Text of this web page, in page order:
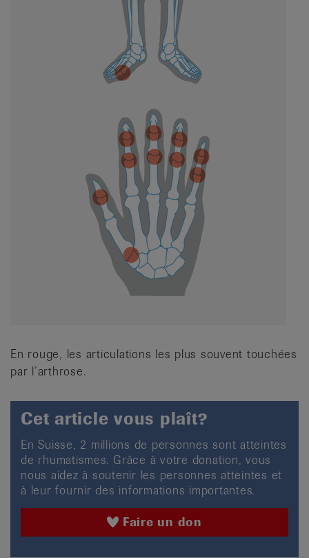
En rouge, les articulations les plus souvent touchées
par l’arthrose.
Cet article vous plaît?
En Suisse, 2 millions de personnes sont atteintes
de rhumatismes. Grâce à votre donation, vous
nous aidez à soutenir les personnes atteintes et
à leur fournir des informations importantes.
Faire un don